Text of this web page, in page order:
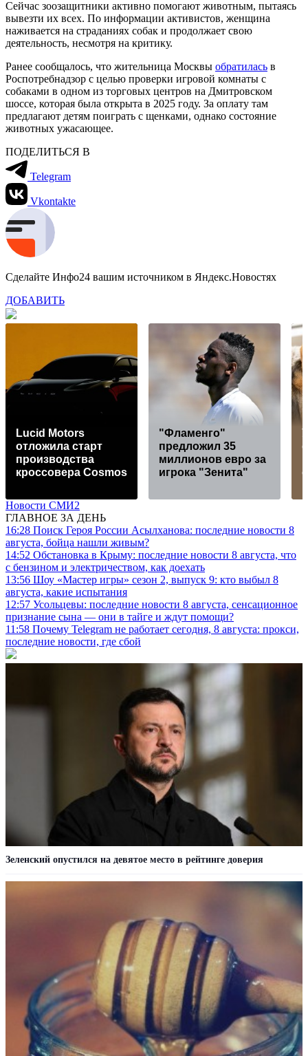
Сейчас зоозащитники активно помогают животным, пытаясь
вывезти их всех. По информации активистов, женщина
наживается на страданиях собак и продолжает свою
деятельность, несмотря на критику.
Ранее сообщалось, что жительница Москвы обратилась в
Роспотребнадзор с целью проверки игровой комнаты с
собаками в одном из торговых центров на Дмитровском
шоссе, которая была открыта в 2025 году. За оплату там
предлагают детям поиграть с щенками, однако состояние
животных ужасающее.
ПОДЕЛИТЬСЯ В
Telegram
Vkontakte
Сделайте Инфо24 вашим источником в Яндекс.Новостях
ДОБАВИТЬ
Lucid Motors
отложила старт
производства
кроссовера Cosmos
"Фламенго"
предложил 35
миллионов евро за
игрока "Зенита"
Новости СМИ2
ГЛАВНОЕ ЗА ДЕНЬ
16:28 Поиск Героя России Асылханова: последние новости 8
августа, бойца нашли живым?
14:52 Обстановка в Крыму: последние новости 8 августа, что
с бензином и электричеством, как доехать
13:56 Шоу «Мастер игры» сезон 2, выпуск 9: кто выбыл 8
августа, какие испытания
12:57 Усольцевы: последние новости 8 августа, сенсационное
признание сына — они в тайге и ждут помощи?
11:58 Почему Telegram не работает сегодня, 8 августа: прокси,
последние новости, где сбой
Зеленский опустился на девятое место в рейтинге доверия